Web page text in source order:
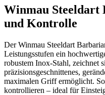
Winmau Steeldart
und Kontrolle
Der Winmau Steeldart
Leistungsstufen ein
robustem Inox-Stahl, zeichnet
präzisionsgeschnittenes,
maximalen Griff ermöglicht.
kontrollieren – ideal für